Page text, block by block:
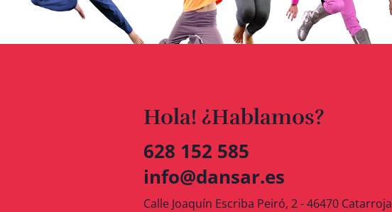
Hola! ¿Hablamos?
628 152 585
info@dansar.es
Calle Joaquín Escriba Peiró, 2 - 46470 Catarroja